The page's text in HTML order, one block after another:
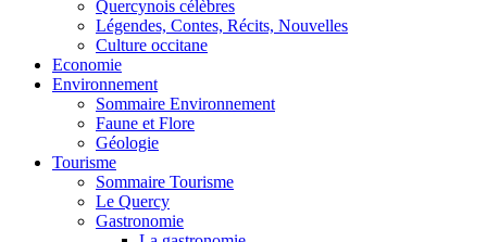
Quercynois célèbres
Légendes, Contes, Récits, Nouvelles
Culture occitane
Economie
Environnement
Sommaire Environnement
Faune et Flore
Géologie
Tourisme
Sommaire Tourisme
Le Quercy
Gastronomie